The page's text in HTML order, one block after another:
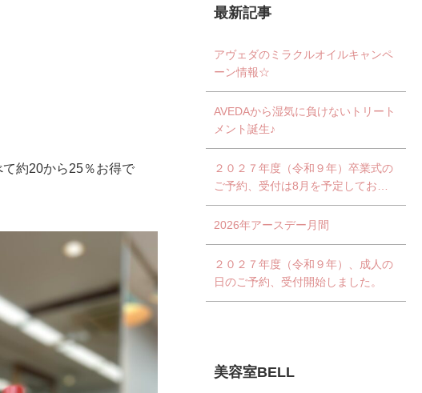
約20から25％お得で
最新記事
アヴェダのミラクルオイルキャンペ
ーン情報☆
AVEDAから湿気に負けないトリート
メント誕生♪
２０２７年度（令和９年）卒業式の
ご予約、受付は8月を予定しており
ます。
2026年アースデー月間
２０２７年度（令和９年）、成人の
日のご予約、受付開始しました。
美容室BELL